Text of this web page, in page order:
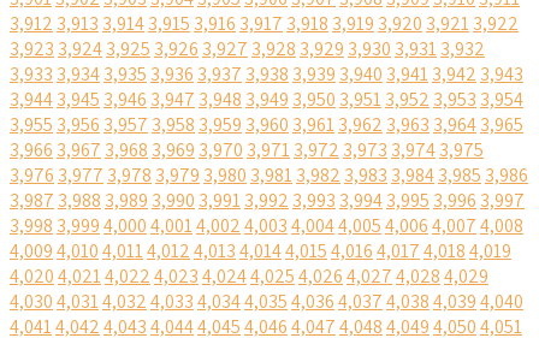
3,912 3,913 3,9143,915 3,916 3,917 3,918 3,919 3,920 3,9213,922
3,923 3,9243,925 3,926 3,927 3,928 3,929 3,930 3,9313,932
3,933 3,9343,935 3,936 3,937 3,938 3,939 3,940 3,9413,942 3,943
3,9443,945 3,946 3,947 3,948 3,949 3,950 3,9513,952 3,953 3,954
3,955 3,956 3,957 3,958 3,959 3,960 3,9613,962 3,963 3,9643,965
3,966 3,967 3,968 3,969 3,970 3,9713,972 3,973 3,9743,975
3,976 3,977 3,978 3,979 3,980 3,9813,982 3,983 3,9843,985 3,986
3,987 3,988 3,989 3,990 3,9913,992 3,993 3,9943,995 3,996 3,997
3,998 3,9994,0004,0014,0024,0034,0044,0054,0064,0074,008
4,0094,0104,0114,0124,0134,0144,0154,0164,0174,0184,019
4,0204,0214,0224,0234,0244,0254,0264,0274,0284,029
4,0304,0314,0324,0334,0344,0354,0364,0374,0384,0394,040
4,0414,0424,0434,0444,0454,0464,0474,0484,0494,0504,051